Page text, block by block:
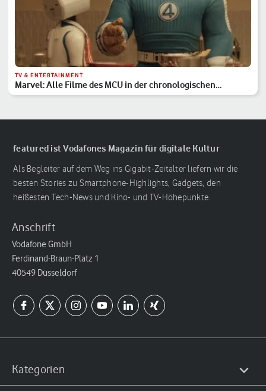
TV & ENTERTAINMENT
Marvel: Alle Filme des MCU in der chronologischen
Reihenfolge
featured ist Vodafones Magazin für digitale Kultur
Als Begleiter auf dem Weg ins Gigabit-Zeitalter liefern wir die
besten Stories zu Smartphone-Highlights, Gadgets, den
heißesten Tech-News und Kino- und TV-Höhepunkte.
Anschrift
Vodafone GmbH
Ferdinand-Braun-Platz 1
40549 Düsseldorf
Kategorien